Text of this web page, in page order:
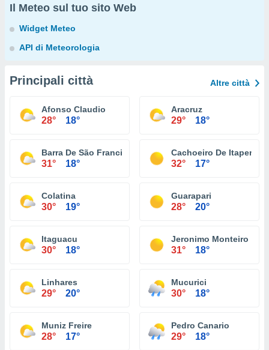
Il Meteo sul tuo sito Web
Widget Meteo
API di Meteorologia
Principali città Altre città
Afonso Claudio
28° 18°
Aracruz
29° 18°
Barra De São Francisco
31° 18°
Cachoeiro De
32° 17°
Colatina
30° 19°
Guarapari
28° 20°
Itaguacu
30° 18°
Jeronimo Monteiro
31° 18°
Linhares
29° 20°
Mucurici
30° 18°
Muniz Freire
28° 17°
Pedro Canario
29° 18°